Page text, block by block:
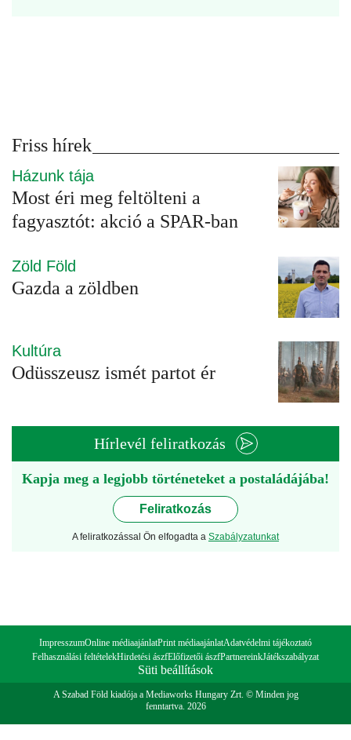
Friss hírek
Házunk tája
Most éri meg feltölteni a
fagyasztót: akció a SPAR-ban
Zöld Föld
Gazda a zöldben
Kultúra
Odüsszeusz ismét partot ér
Hírlevél feliratkozás
Kapja meg a legjobb történeteket a postaládájába!
Feliratkozás
A feliratkozással Ön elfogadta a Szabályzatunkat
ImpresszumOnline médiaajánlatPrint médiaajánlatAdatvédelmi tájékoztató
Felhasználási feltételekHirdetési ászfElőfizetői ászfPartnereinkJátékszabályzat
Süti beállítások
A Szabad Föld kiadója a Mediaworks Hungary Zrt. © Minden jog
fenntartva. 2026